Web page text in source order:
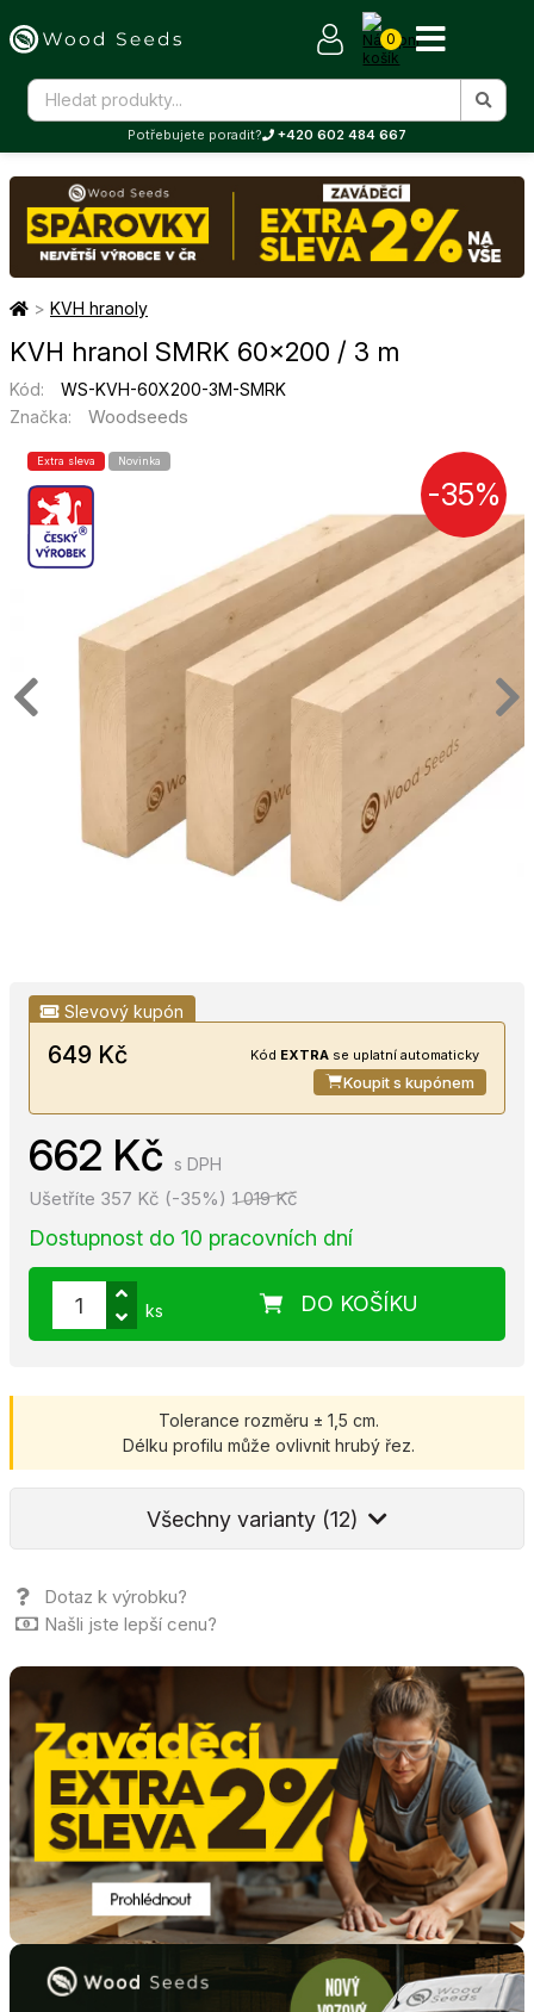
0
Potřebujete poradit? +420 602 484 667
> KVH hranoly
KVH hranol SMRK 60×200 / 3 m
Kód:
WS-KVH-60X200-3M-SMRK
Značka:
Woodseeds
Extra sleva Novinka
-35%
Slevový kupón
649 Kč Kód EXTRA se uplatní automaticky
Koupit s kupónem
662 Kč s DPH
1 019 Kč
Ušetříte 357 Kč (-35%)
Dostupnost do 10 pracovních dní
DO KOŠÍKU
ks
Tolerance rozměru ± 1,5 cm.
Délku profilu může ovlivnit hrubý řez.
Všechny varianty (12)
Dotaz k výrobku?
Našli jste lepší cenu?